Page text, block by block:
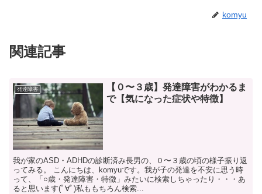
komyu
関連記事
発達障害
【０〜３歳】発達障害がわかるま
で【気になった症状や特徴】
我が家のASD・ADHDの診断済み長男の、０〜３歳の頃の様子振り返
ってみる。 こんにちは、komyuです。我が子の発達を不安に思う時
って、「○歳・発達障害・特徴」みたいに検索しちゃったり・・・あ
ると思います(ﾟ∀ﾟ)私ももちろん検索...